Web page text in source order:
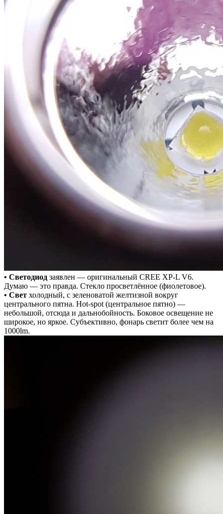
• Светодиод заявлен — оригинальный CREE XP-L V6.
Думаю — это правда. Стекло просветлённое (фиолетовое).
• Свет холодный, с зеленоватой желтизной​ вокруг
центрального пятна. Hot-spot (центральное пятно) —
небольшой, отсюда и дальнобойность. Боковое освещение не
широкое, но яркое. Субъективно, фонарь светит более чем на
1000lm.